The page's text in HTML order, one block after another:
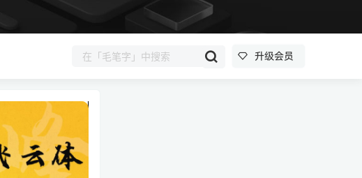
升级会员